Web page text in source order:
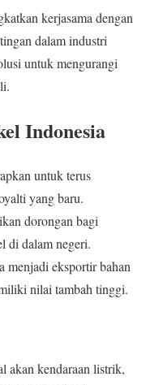
kerjasama dengan
dalam industri
untuk mengurangi
Indonesia
untuk terus
yang baru.
dorongan bagi
di dalam negeri.
menjadi eksportir bahan
nilai tambah tinggi.
akan kendaraan listrik,